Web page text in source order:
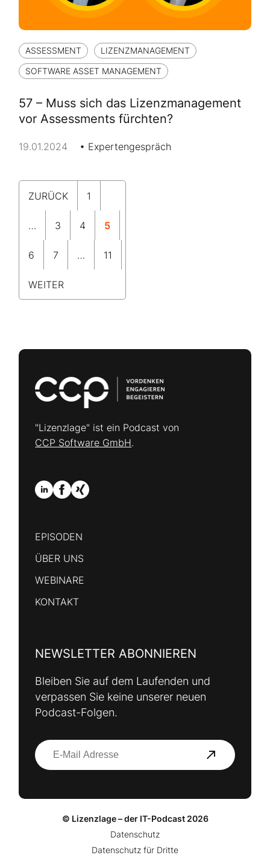
ASSESSMENT
LIZENZMANAGEMENT
SOFTWARE ASSET MANAGEMENT
57 – Muss sich das Lizenzmanagement
vor Assessments fürchten?
19.01.2024 Expertengespräch
ZURÜCK 1
… 3 4 5
6 7 … 11
WEITER
"Lizenzlage" ist ein Podcast von
CCP Software GmbH.
EPISODEN
ÜBER UNS
WEBINARE
KONTAKT
NEWSLETTER ABONNIEREN
Bleiben Sie auf dem Laufenden und
verpassen Sie keine unserer neuen
Podcast-Folgen.
© Lizenzlage – der IT-Podcast 2026
Datenschutz
Datenschutz für Dritte